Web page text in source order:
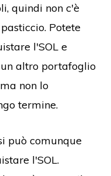
quindi non c'è
Potete
l'SOL e
altro portafoglio
non lo
termine.
può comunque
l'SOL.